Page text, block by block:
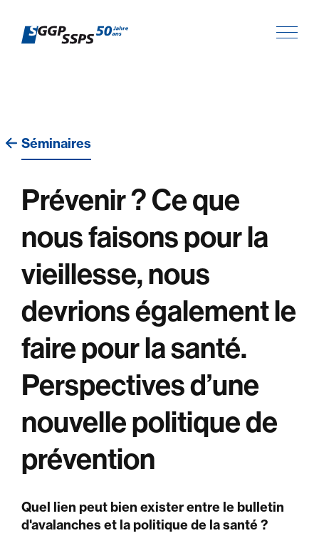
Séminaires
Prévenir ? Ce que
nous faisons pour la
vieillesse, nous
devrions également le
faire pour la santé.
Perspectives d’une
nouvelle politique de
prévention
Quel lien peut bien exister entre le bulletin
d'avalanches et la politique de la santé ?